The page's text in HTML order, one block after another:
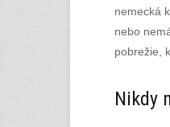
nemecká
nebo
pobrežie,
Nikdy